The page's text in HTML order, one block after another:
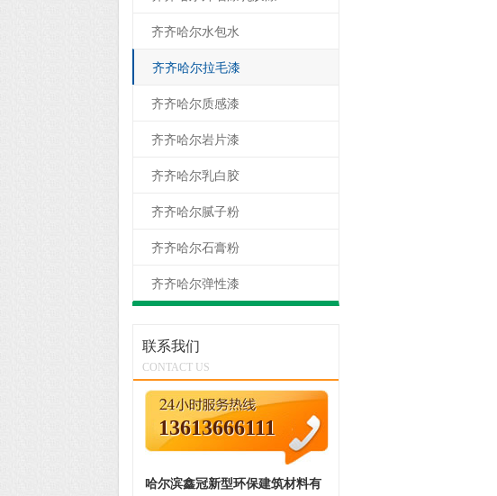
齐齐哈尔水包水
齐齐哈尔拉毛漆
齐齐哈尔质感漆
齐齐哈尔岩片漆
齐齐哈尔乳白胶
齐齐哈尔腻子粉
齐齐哈尔石膏粉
齐齐哈尔弹性漆
联系我们
CONTACT US
13613666111
哈尔滨鑫冠新型环保建筑材料有